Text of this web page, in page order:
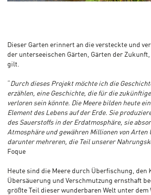
Dieser Garten erinnert an die versteckte und
der unterseeischen Gärten, Gärten der Zukunft,
gilt.
Durch dieses Projekt möchte ich die
erzählen, eine Geschichte, die für die
verloren sein könnte. Die Meere bilden heute
Element des Lebens auf der Erde. Sie
des Sauerstoffs in der Erdatmosphäre, sie
Atmosphäre und gewähren Millionen von Arten
darunter mehreren, die Teil unserer
Foque
Heute sind die Meere durch Überfischung, den
Übersäuerung und Ver­schmutzung ernsthaft
größte Teil dieser wunderbaren Welt unter dem